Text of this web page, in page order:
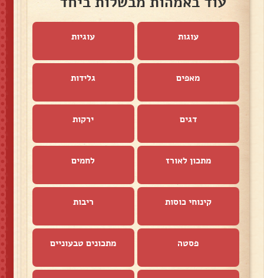
עוגות עוגיות
מאפים גלידות
דגים ירקות
מתכון לאורז לחמים
קינוחי כוסות ריבות
פסטה מתכונים טבעוניים